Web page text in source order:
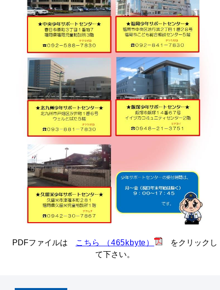
PDFファイルは こちら （465kbyte）
をクリックし
て下さい。